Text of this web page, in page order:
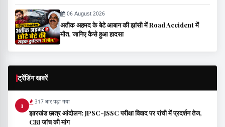
06 August 2026
अतीक अहमद के बेटे आबान की झांसी में Road Accident में
मौत, जानिए कैसे हुआ हादसा
ट्रेंडिंग खबरें
1 317 बार पढ़ा गया
झारखंड छात्र आंदोलन: JPSC-JSSC परीक्षा विवाद पर रांची में प्रदर्शन तेज,
CBI जांच की मांग